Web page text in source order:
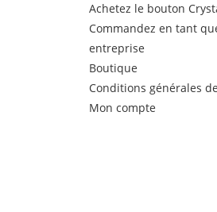
Achetez le bouton
Commandez en tant
entreprise
Boutique
Conditions générales
Mon compte